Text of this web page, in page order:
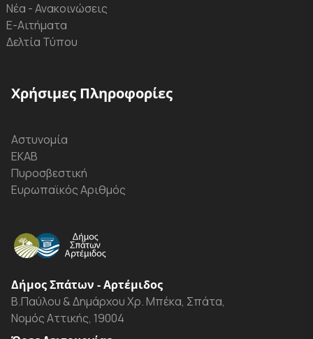
Νέα - Ανακοινώσεις
Ε-Αιτήματα
Δελτία Τύπου
Χρήσιμες Πληροφορίες
Αστυνομία
ΕΚΑΒ
Πυροσβεστική
Ευρωπαϊκός Αριθμός
Δήμος Σπάτων - Αρτέμιδος
Β.Παύλου & Δημάρχου Χρ. Μπέκα, Σπάτα,
Νομός Αττικής, 19004